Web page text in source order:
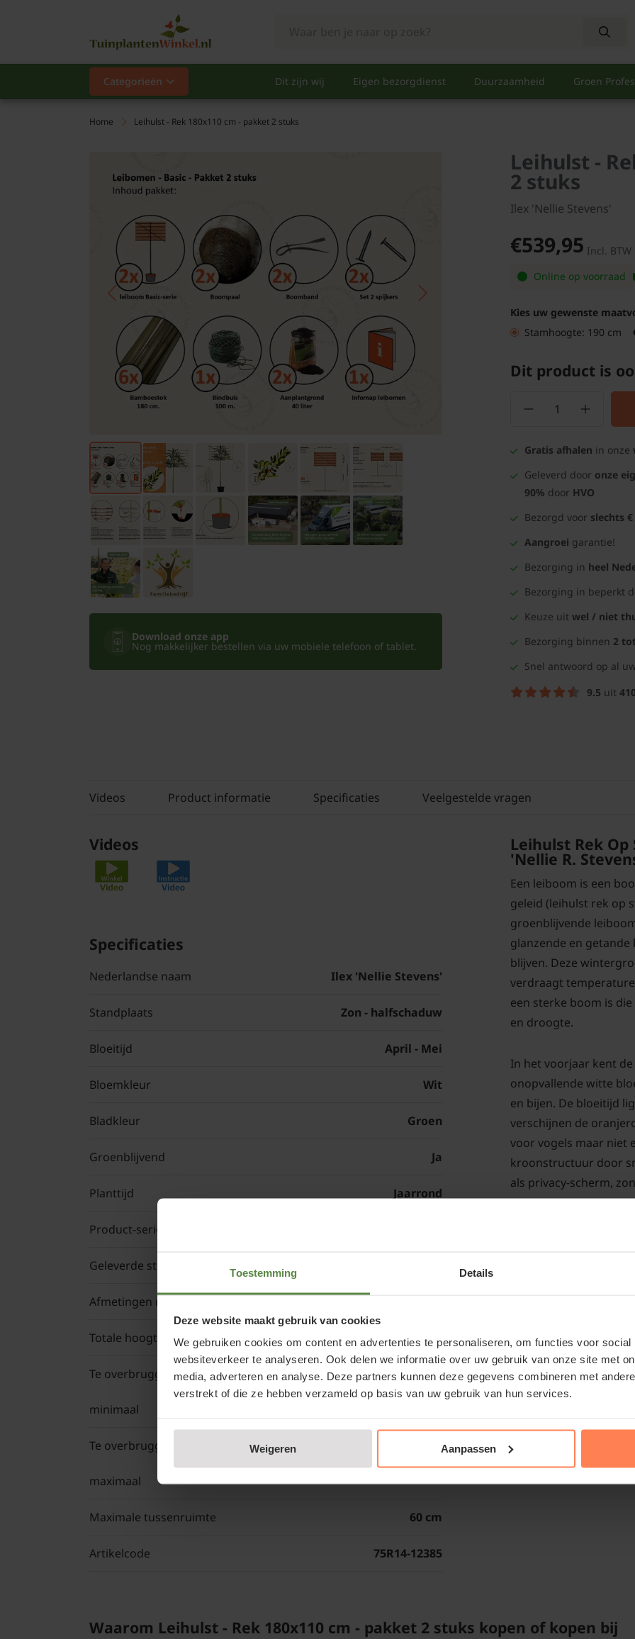
Toestemming Details
Deze website maakt gebruik van cookies
We gebruiken cookies om content en advertenties te personaliseren, om functies voor social
websiteverkeer te analyseren. Ook delen we informatie over uw gebruik van onze site met
media, adverteren en analyse. Deze partners kunnen deze gegevens combineren met
verstrekt of die ze hebben verzameld op basis van uw gebruik van hun services.
Weigeren Aanpassen
Categorieën Dit zijn wij Eigen bezorgdienst Duurzaamheid Groen
Categorieën
Populair
Heesters
Hagen
Klimplanten
Fruit
Bomen
Leibomen
Bloembollen
Kamerplanten
Bloempotten
Home Leihulst - Rek 180x110 cm - pakket 2 stuks
Download onze app
Nog makkelijker bestellen via uw mobiele telefoon of tablet.
Leihulst -
2 stuks
Ilex 'Nellie Stevens'
€539,95 Incl. BTW
Online op voorraad
Kies uw gewenste
Stamhoogte: 190 cm
Dit product is
Gratis afhalen in onze
Geleverd door onze
90% door HVO
Bezorgd voor slechts €
Aangroei garantie!
Bezorging in heel
Bezorging in beperkt
Keuze uit wel / niet
Bezorging binnen 2
Snel antwoord op al
9.5 uit
Videos Product informatie Specificaties Veelgestelde vragen
Videos
Specificaties
Nederlandse naam Ilex 'Nellie Stevens'
Standplaats Zon - halfschaduw
Bloeitijd April - Mei
Bloemkleur Wit
Bladkleur Groen
Groenblijvend Ja
Planttijd Jaarrond
Product-serie
Geleverde stam hoogte
Afmetingen rek (b x h)
Totale hoogte leiboom Stamhoogte + 110 cm (Basic)
Te overbruggen afstand
minimaal
360 cm
Te overbruggen afstand
maximaal
Maximale tussenruimte 60 cm
Artikelcode 75R14-12385
Leihulst Rek Op
'Nellie R.
Een leiboom is een
geleid (leihulst rek op
groenblijvende
glanzende en
blijven. Deze
verdraagt
een sterke boom is
en droogte.
In het voorjaar kent
onopvallende witte
en bijen. De bloeitijd
verschijnen de
voor vogels maar niet
kroonstructuur door
als privacy-scherm,
De leihulst Ilex Nellie
grondsoort en groeit
goed doorlatend is.
zonlicht en een goed
weinig snoei, en kan
Eigenschappen
dankzij zijn
door aan de boom
heeft een dichte
is voor het creëren
levendige tuin.
Waarom Leihulst - Rek 180x110 cm - pakket 2 stuks kopen of kopen bij